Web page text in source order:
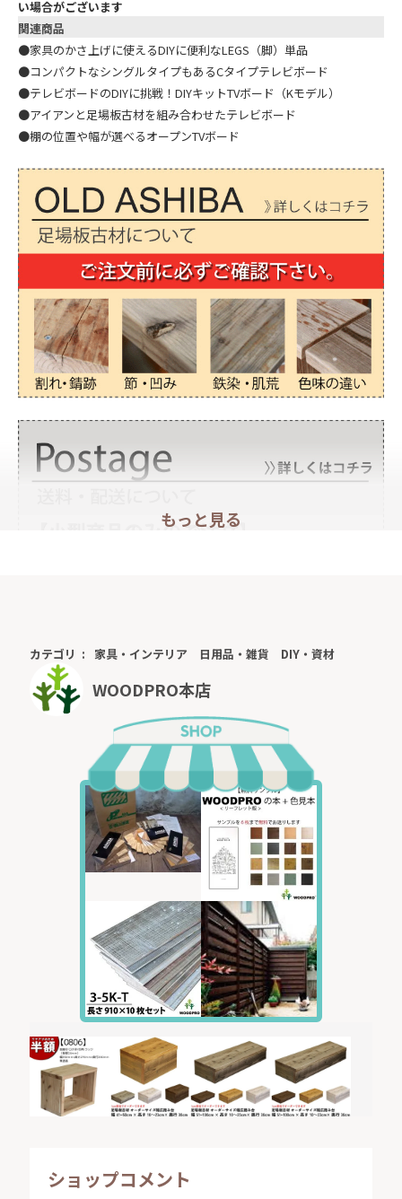
い場合がございます
関連商品
●家具のかさ上げに使えるDIYに便利なLEGS（脚）単品
●コンパクトなシングルタイプもあるCタイプテレビボード
●テレビボードのDIYに挑戦！DIYキットTVボード（Kモデル）
●アイアンと足場板古材を組み合わせたテレビボード
●棚の位置や幅が選べるオープンTVボード
もっと見る
カテゴリ 家具・インテリア 日用品・雑貨 DIY・資材
WOODPRO本店
ショップコメント